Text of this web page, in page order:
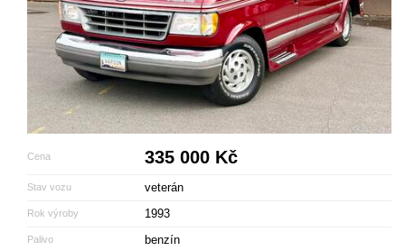
Cena 335 000 Kč
Stav vozu veterán
Rok výroby 1993
Palivo benzín